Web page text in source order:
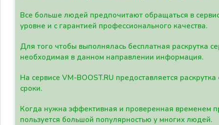
Все больше людей предпочитают обращаться в
уровне и с гарантией профессионального качества.
Для того чтобы выполнялась бесплатная раскрутка
необходимая в данном направлении информация.
На сервисе VM-BOOST.RU предоставляется
сроки.
Когда нужна эффективная и проверенная временем
пользуется большой популярностью у многих людей.